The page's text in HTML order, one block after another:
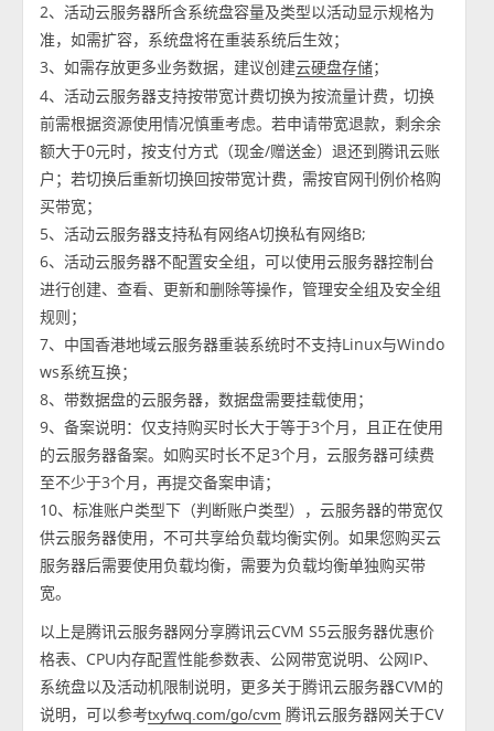
2、活动云服务器所含系统盘容量及类型以活动显示规格为
准，如需扩容，系统盘将在重装系统后生效；
3、如需存放更多业务数据，建议创建云硬盘存储；
4、活动云服务器支持按带宽计费切换为按流量计费，切换
前需根据资源使用情况慎重考虑。若申请带宽退款，剩余余
额大于0元时，按支付方式（现金/赠送金）退还到腾讯云账
户；若切换后重新切换回按带宽计费，需按官网刊例价格购
买带宽；
5、活动云服务器支持私有网络A切换私有网络B;
6、活动云服务器不配置安全组，可以使用云服务器控制台
进行创建、查看、更新和删除等操作，管理安全组及安全组
规则；
7、中国香港地域云服务器重装系统时不支持Linux与Windo
ws系统互换；
8、带数据盘的云服务器，数据盘需要挂载使用；
9、备案说明：仅支持购买时长大于等于3个月，且正在使用
的云服务器备案。如购买时长不足3个月，云服务器可续费
至不少于3个月，再提交备案申请；
10、标准账户类型下（判断账户类型），云服务器的带宽仅
供云服务器使用，不可共享给负载均衡实例。如果您购买云
服务器后需要使用负载均衡，需要为负载均衡单独购买带
宽。
以上是腾讯云服务器网分享腾讯云CVM S5云服务器优惠价
格表、CPU内存配置性能参数表、公网带宽说明、公网IP、
系统盘以及活动机限制说明，更多关于腾讯云服务器CVM的
说明，可以参考txyfwq.com/go/cvm 腾讯云服务器网关于CV